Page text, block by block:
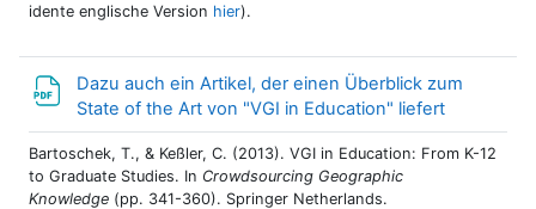
idente englische Version hier).
Dazu auch ein Artikel, der einen Überblick zum
State of the Art von "VGI in Education" liefertLink/URL
Bartoschek, T., & Keßler, C. (2013). VGI in Education: From K-12
to Graduate Studies. In Crowdsourcing Geographic
Knowledge (pp. 341-360). Springer Netherlands.